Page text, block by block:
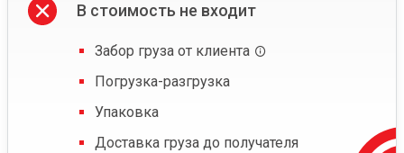
В стоимость не входит
Забор груза от клиента
Погрузка-разгрузка
Упаковка
Доставка груза до получателя